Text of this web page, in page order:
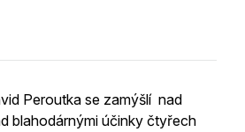
Peroutka se zamýšlí nad
blahodárnými účinky čtyřech